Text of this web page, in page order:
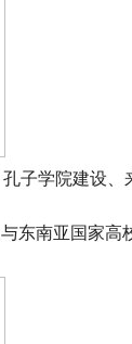
子学院建设
东南亚国家高